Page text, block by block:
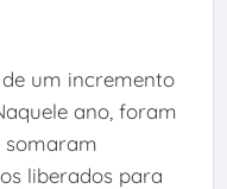
um incremento
ano, foram
somaram
liberados para